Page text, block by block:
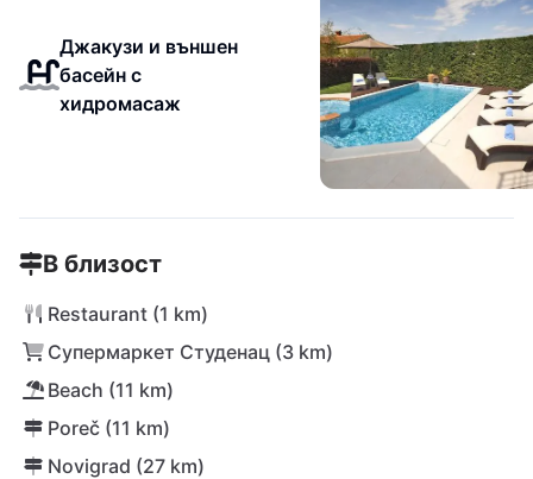
Джакузи и външен
басейн с
хидромасаж
В близост
Restaurant (1 km)
Супермаркет Студенац (3 km)
Beach (11 km)
Poreč (11 km)
Novigrad (27 km)